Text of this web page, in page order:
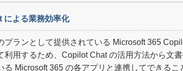
よる業務効率化
プランとして提供されている Microsoft 365
利用するため、Copilot Chat の活用方法から文
る Microsoft 365 の各アプリと連携してできる